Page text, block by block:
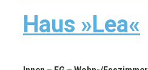
Haus »Lea«